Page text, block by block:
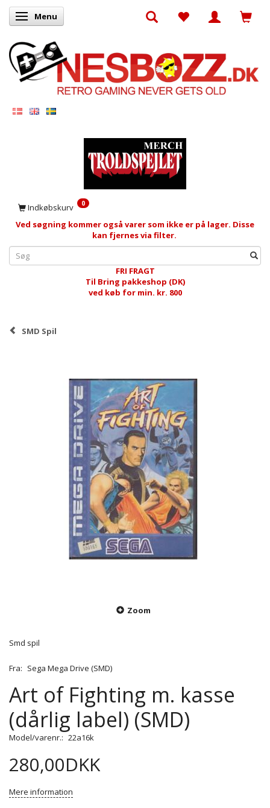
Skifte navigation
Menu
Indkøbskurv 0
Ved søgning kommer også varer som ikke er på lager. Disse
kan fjernes via filter.
FRI FRAGT
Til Bring pakkeshop (DK)
ved køb for min. kr. 800
SMD Spil
Zoom
Smd spil
Fra: Sega Mega Drive (SMD)
Art of Fighting m. kasse
(dårlig label) (SMD)
Model/varenr.: 22a16k
280,00DKK
Mere information